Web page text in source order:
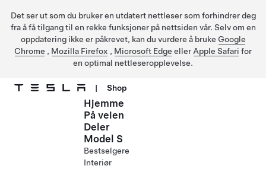
Det ser ut som du bruker en utdatert nettleser som forhindrer deg
fra å få tilgang til en rekke funksjoner på nettsiden vår. Selv om en
oppdatering ikke er påkrevet, kan du vurdere å bruke Google
Chrome , Mozilla Firefox , Microsoft Edge eller Apple Safari for
en optimal nettleseropplevelse.
| Shop
Hjemme
På veien
Deler
Model S
Bestselgere
Interiør